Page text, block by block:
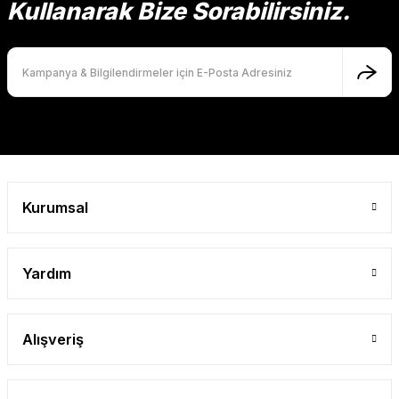
Ürün fiyatı diğer sitelerden daha pahalı.
Bu ürüne benzer farklı alternatifler olmalı.
Kullanarak Bize Sorabilirsiniz.
Kurumsal
Yardım
Alışveriş